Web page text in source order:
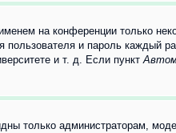
на конференции только
и пароль каждый
и т. д. Если пункт
только администраторам,